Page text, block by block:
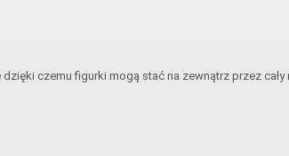
czemu figurki mogą stać na zewnątrz przez cały